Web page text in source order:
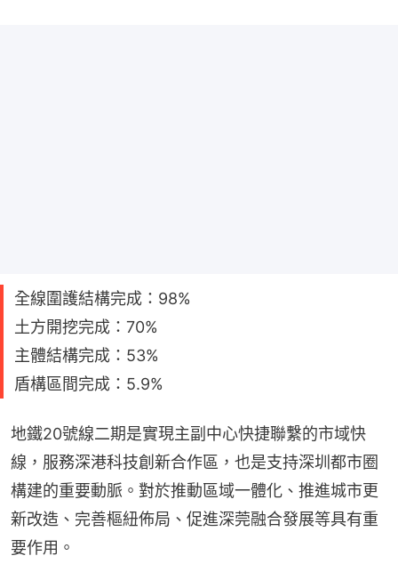
全線圍護結構完成：98%
土方開挖完成：70%
主體結構完成：53%
盾構區間完成：5.9%
地鐵20號線二期是實現主副中心快捷聯繫的市域快
線，服務深港科技創新合作區，也是支持深圳都市圈
構建的重要動脈。對於推動區域一體化、推進城市更
新改造、完善樞紐佈局、促進深莞融合發展等具有重
要作用。